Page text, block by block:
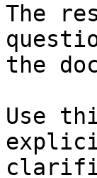
The
the
Use